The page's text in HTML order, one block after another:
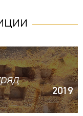
2019